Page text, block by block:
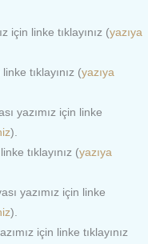
için linke tıklayınız (yazıya
tıklayınız (yazıya
yazımız için linke
).
tıklayınız (yazıya
yazımız için linke
).
için linke tıklayınız